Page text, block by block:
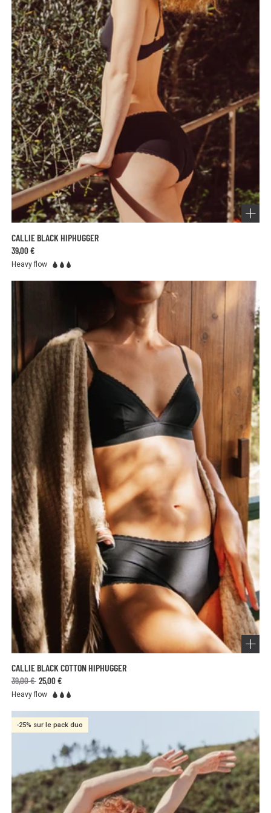
To remove, gently pull from the sides near the hips - avoid
pulling on the absorbent area.
Choose the right absorbency level for your flow and change
your underwear as needed for optimal protection.
CALLIE BLACK HIPHUGGER
39,00 €
Heavy flow
CALLIE BLACK COTTON HIPHUGGER
39,00 € 25,00 €
Heavy flow
-25% sur le pack duo